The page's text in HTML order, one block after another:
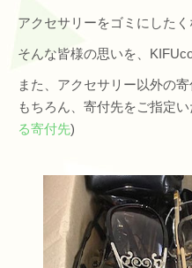
アクセサリーをゴミにした
そんな皆様の思いを、
また、アクセサリー以外の
もちろん、寄付先をご指定
る寄付先)